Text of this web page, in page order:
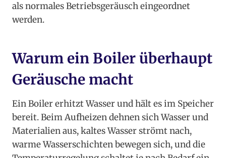
als normales Betriebsgeräusch eingeordnet
werden.
Warum ein Boiler überhaupt
Geräusche macht
Ein Boiler erhitzt Wasser und hält es im Speicher
bereit. Beim Aufheizen dehnen sich Wasser und
Materialien aus, kaltes Wasser strömt nach,
warme Wasserschichten bewegen sich, und die